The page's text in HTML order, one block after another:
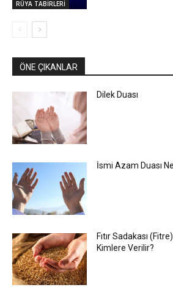
RÜYA TABİRLERİ
ÖNE ÇIKANLAR
Dilek Duası
İsmi Azam Duası
Fıtır Sadakası
Kimlere Verilir?